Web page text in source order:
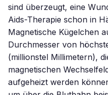
sind überzeugt, eine
Aids-Therapie schon in
Magnetische Kügelchen
Durchmesser von
(millionstel Millimetern),
magnetischen
aufgeheizt werden